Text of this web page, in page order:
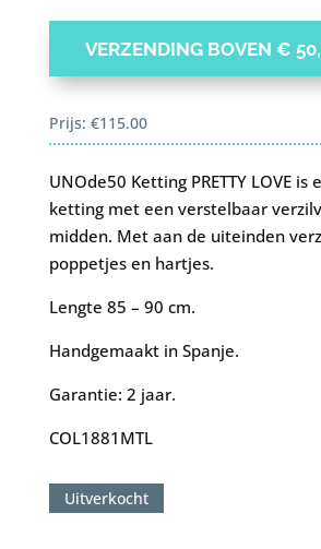
VERZENDING BOVEN €
Prijs: €115.00
UNOde50 Ketting PRETTY LOVE is
ketting met een verstelbaar
midden. Met aan de uiteinden
poppetjes en hartjes.
Lengte 85 – 90 cm.
Handgemaakt in Spanje.
Garantie: 2 jaar.
COL1881MTL
Uitverkocht